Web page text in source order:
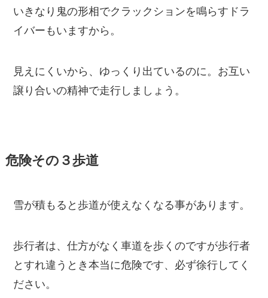
いきなり鬼の形相でクラックションを鳴 らすドラ
イバーもいますから。
見えにくいから、ゆっくり出ているのに。お互い
譲り合いの精神で走行しましょう。
危険その３歩道
雪が積もると歩道が使えなくなる事があります。
歩行者は、仕方がなく車道を歩くのですが歩行者
とすれ違うとき本当に危険です、必ず徐行してく
ださい。